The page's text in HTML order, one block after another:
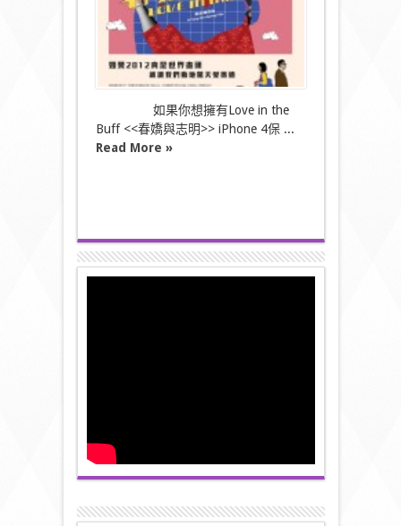
551W
!
紀
念
版
iPhone
4
保
護
殼〉
中
如果你想擁有Love in the
Buff <<春嬌與志明>> iPhone 4保 ...
Read More »